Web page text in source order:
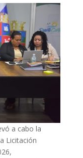
a cabo la
Licitación